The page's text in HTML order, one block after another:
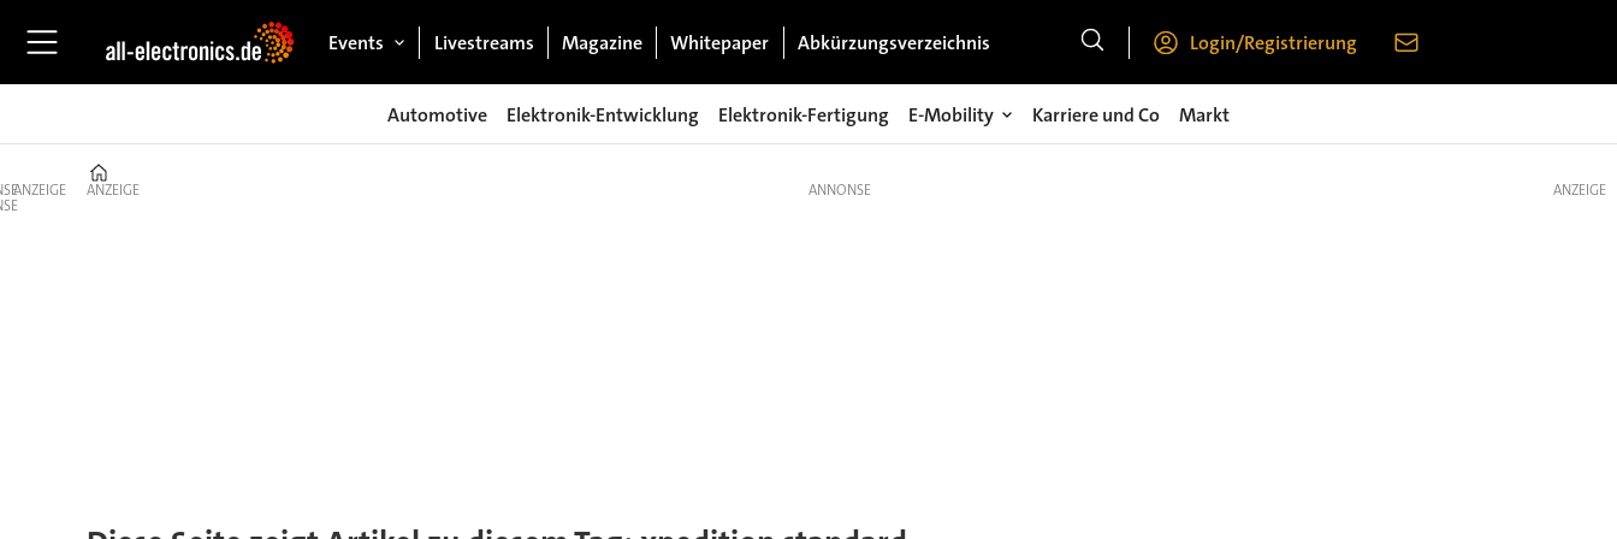
Events Livestreams Magazine Whitepaper Abkürzungsverzeichnis Login/Registrierung
Automotive Elektronik-Entwicklung Elektronik-Fertigung E-Mobility Karriere und Co Markt
ANZEIGE ANZEIGE ANZEIGE